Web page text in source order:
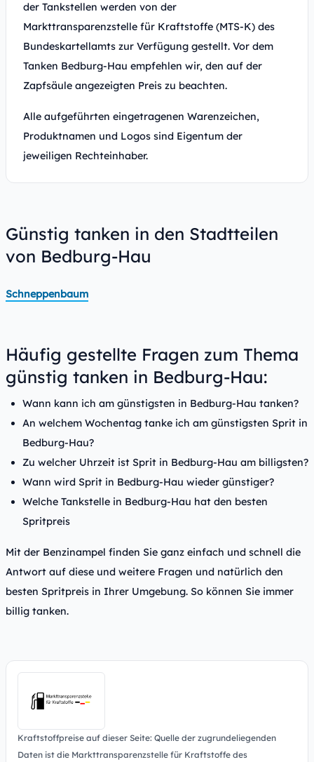
der Tankstellen werden von der
Markttransparenzstelle für Kraftstoffe (MTS-K) des
Bundeskartellamts zur Verfügung gestellt. Vor dem
Tanken Bedburg-Hau empfehlen wir, den auf der
Zapfsäule angezeigten Preis zu beachten.
Alle aufgeführten eingetragenen Warenzeichen,
Produktnamen und Logos sind Eigentum der
jeweiligen Rechteinhaber.
Günstig tanken in den Stadtteilen
von Bedburg-Hau
Schneppenbaum
Häufig gestellte Fragen zum Thema
günstig tanken in Bedburg-Hau:
Wann kann ich am günstigsten in Bedburg-Hau tanken?
An welchem Wochentag tanke ich am günstigsten Sprit in
Bedburg-Hau?
Zu welcher Uhrzeit ist Sprit in Bedburg-Hau am billigsten?
Wann wird Sprit in Bedburg-Hau wieder günstiger?
Welche Tankstelle in Bedburg-Hau hat den besten
Spritpreis
Mit der Benzinampel finden Sie ganz einfach und schnell die
Antwort auf diese und weitere Fragen und natürlich den
besten Spritpreis in Ihrer Umgebung. So können Sie immer
billig tanken.
Kraftstoffpreise auf dieser Seite: Quelle der zugrundeliegenden
Daten ist die Markttransparenzstelle für Kraftstoffe des